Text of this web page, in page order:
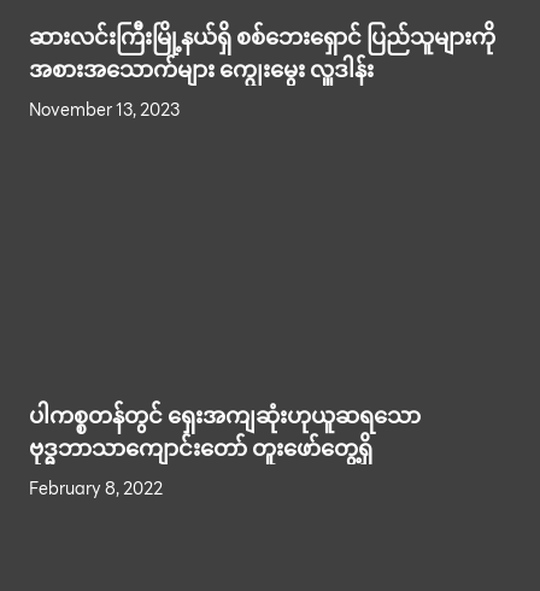
ဆားလင်းကြီးမြို့နယ်ရှိ စစ်ဘေးရှောင် ပြည်သူများကို
အစားအသောက်များ ကျွေးမွေး လှူဒါန်း
November 13, 2023
ပါကစ္စတန်တွင် ရှေးအကျဆုံးဟုယူဆရသော
ဗုဒ္ဓဘာသာကျောင်းတော် တူးဖော်တွေ့ရှိ
February 8, 2022